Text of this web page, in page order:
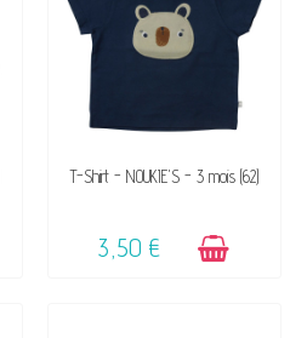
DISPONIBLE
T-Shirt - NOUKIE'S - 3 mois (62)
3,50 €